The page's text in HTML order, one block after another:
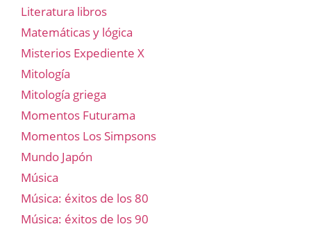
Literatura libros
Matemáticas y lógica
Misterios Expediente X
Mitología
Mitología griega
Momentos Futurama
Momentos Los Simpsons
Mundo Japón
Música
Música: éxitos de los 80
Música: éxitos de los 90